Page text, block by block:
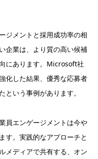
ジメントと採用成功率の相
企業は、より質の高い候補
にあります。Microsoft社
化した結果、優秀な応募者
いう事例があります。
員エンゲージメントは今や
す。実践的なアプローチと
メディアで共有する、オン